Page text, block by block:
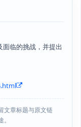
临的挑战，并提出
文章标题与原文链